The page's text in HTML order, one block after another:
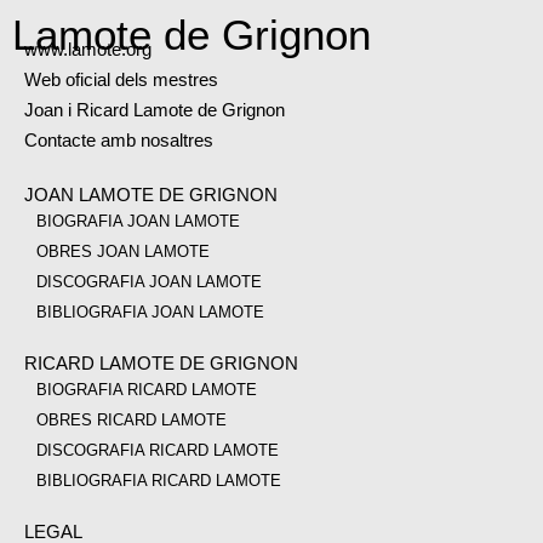
Lamote de Grignon
www.lamote.org
Web oficial dels mestres
Joan i Ricard Lamote de Grignon
Contacte amb nosaltres
JOAN LAMOTE DE GRIGNON
BIOGRAFIA JOAN LAMOTE
OBRES JOAN LAMOTE
DISCOGRAFIA JOAN LAMOTE
BIBLIOGRAFIA JOAN LAMOTE
RICARD LAMOTE DE GRIGNON
BIOGRAFIA RICARD LAMOTE
OBRES RICARD LAMOTE
DISCOGRAFIA RICARD LAMOTE
BIBLIOGRAFIA RICARD LAMOTE
LEGAL